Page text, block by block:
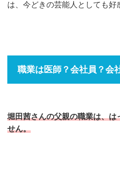
は、今どきの芸能人としても好
職業は医師？会社員？会
堀田茜さんの父親の職業は、
せん。